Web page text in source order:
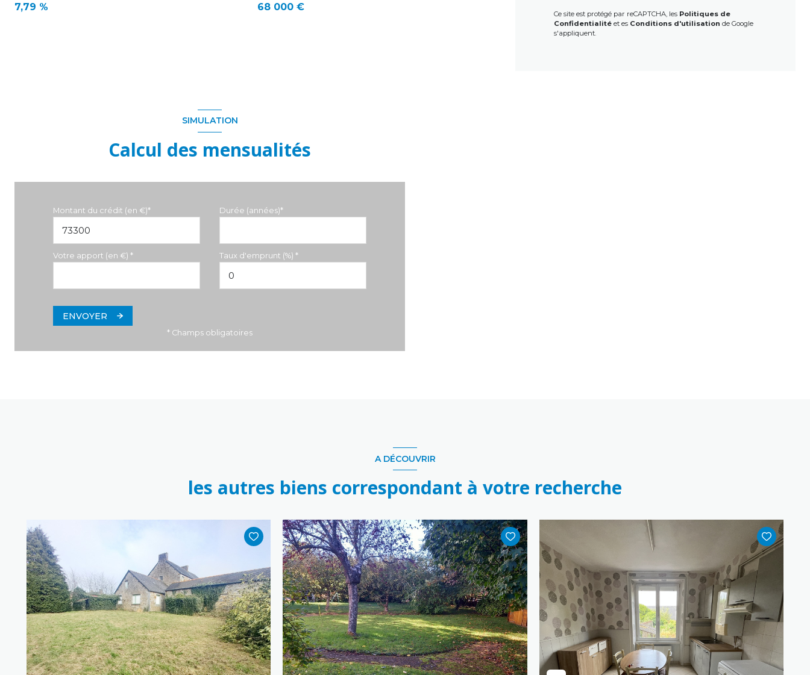
68 000 €
7,79 %
Ce site est protégé par reCAPTCHA, les Politiques de
Confidentialitéet es Conditions d'utilisation de Google
s'appliquent.
SIMULATION
Calcul des mensualités
Montant du crédit (en €)* Durée (années)*
Votre apport (en €) * Taux d'emprunt (%) *
ENVOYER
* Champs obligatoires
A DÉCOUVRIR
les autres biens correspondant à votre recherche